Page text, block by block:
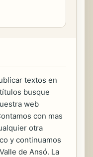
textos en
busque
web
con mas
otra
y continuamos
de Ansó. La